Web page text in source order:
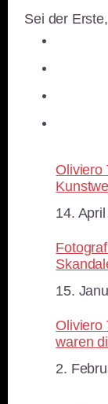
Sei der
Oliviero
Datum
14.
Datum
15.
Oliviero
waren
Datum
2.